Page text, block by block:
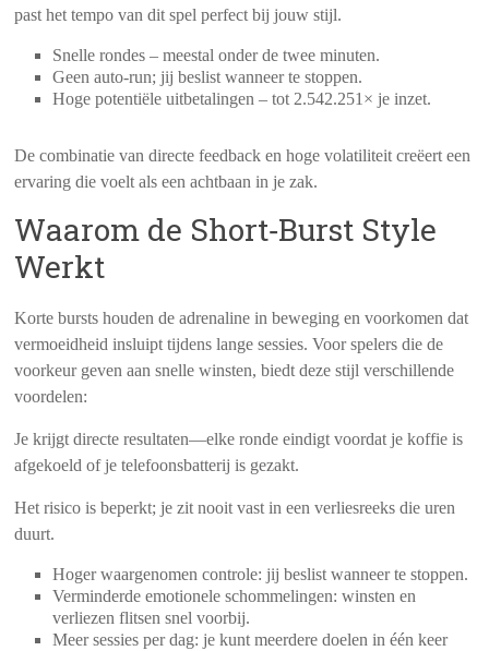
past het tempo van dit spel perfect bij jouw stijl.
Snelle rondes – meestal onder de twee minuten.
Geen auto‑run; jij beslist wanneer te stoppen.
Hoge potentiële uitbetalingen – tot 2.542.251× je inzet.
De combinatie van directe feedback en hoge volatiliteit creëert een
ervaring die voelt als een achtbaan in je zak.
Waarom de Short‑Burst Style
Werkt
Korte bursts houden de adrenaline in beweging en voorkomen dat
vermoeidheid insluipt tijdens lange sessies. Voor spelers die de
voorkeur geven aan snelle winsten, biedt deze stijl verschillende
voordelen:
Je krijgt directe resultaten—elke ronde eindigt voordat je koffie is
afgekoeld of je telefoonsbatterij is gezakt.
Het risico is beperkt; je zit nooit vast in een verliesreeks die uren
duurt.
Hoger waargenomen controle: jij beslist wanneer te stoppen.
Verminderde emotionele schommelingen: winsten en
verliezen flitsen snel voorbij.
Meer sessies per dag: je kunt meerdere doelen in één keer